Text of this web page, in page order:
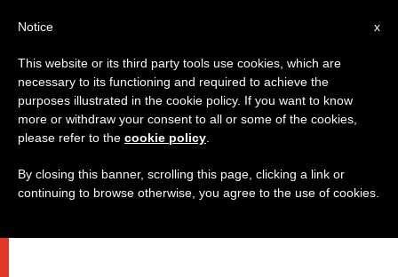
x
Notice
This website or its third party tools use cookies, which are
necessary to its functioning and required to achieve the
purposes illustrated in the cookie policy. If you want to know
more or withdraw your consent to all or some of the cookies,
please refer to the cookie policy
By closing this banner, scrolling this page, clicking a link or
continuing to browse otherwise, you agree to the use of cookies.